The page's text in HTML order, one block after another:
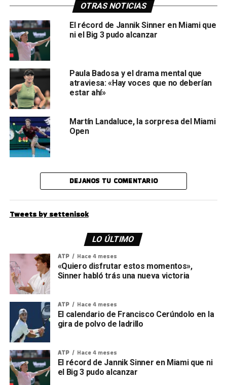
OTRAS NOTICIAS
El récord de Jannik Sinner en Miami que
ni el Big 3 pudo alcanzar
Paula Badosa y el drama mental que
atraviesa: «Hay voces que no deberían
estar ahí»
Martín Landaluce, la sorpresa del Miami
Open
DEJANOS TU COMENTARIO
Tweets by settenisok
LO ÚLTIMO
ATP Hace 4 meses
«Quiero disfrutar estos momentos»,
Sinner habló trás una nueva victoria
ATP Hace 4 meses
El calendario de Francisco Cerúndolo en la
gira de polvo de ladrillo
ATP Hace 4 meses
El récord de Jannik Sinner en Miami que ni
el Big 3 pudo alcanzar